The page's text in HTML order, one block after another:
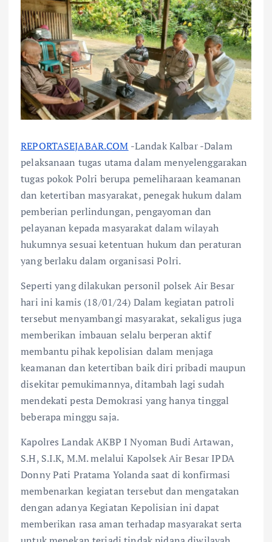
REPORTASEJABAR.COM -Landak Kalbar -Dalam
pelaksanaan tugas utama dalam menyelenggarakan
tugas pokok Polri berupa pemeliharaan keamanan
dan ketertiban masyarakat, penegak hukum dalam
pemberian perlindungan, pengayoman dan
pelayanan kepada masyarakat dalam wilayah
hukumnya sesuai ketentuan hukum dan peraturan
yang berlaku dalam organisasi Polri.
Seperti yang dilakukan personil polsek Air Besar
hari ini kamis (18/01/24) Dalam kegiatan patroli
tersebut menyambangi masyarakat, sekaligus juga
memberikan imbauan selalu berperan aktif
membantu pihak kepolisian dalam menjaga
keamanan dan ketertiban baik diri pribadi maupun
disekitar pemukimannya, ditambah lagi sudah
mendekati pesta Demokrasi yang hanya tinggal
beberapa minggu saja.
Kapolres Landak AKBP I Nyoman Budi Artawan,
S.H, S.I.K, M.M. melalui Kapolsek Air Besar IPDA
Donny Pati Pratama Yolanda saat di konfirmasi
membenarkan kegiatan tersebut dan mengatakan
dengan adanya Kegiatan Kepolisian ini dapat
memberikan rasa aman terhadap masyarakat serta